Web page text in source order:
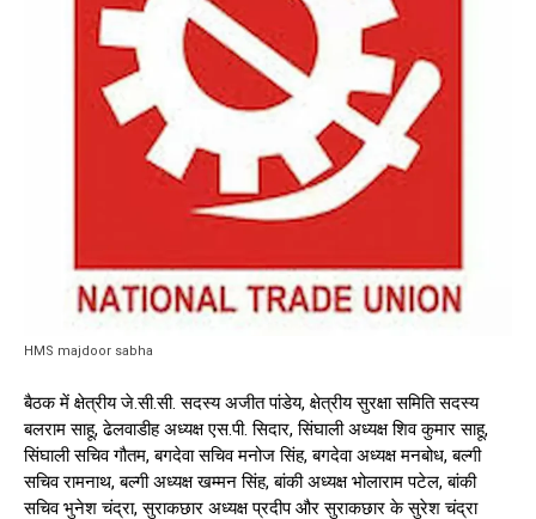
HMS majdoor sabha
बैठक में क्षेत्रीय जे.सी.सी. सदस्य अजीत पांडेय, क्षेत्रीय सुरक्षा समिति सदस्य
बलराम साहू, ढेलवाडीह अध्यक्ष एस.पी. सिदार, सिंघाली अध्यक्ष शिव कुमार साहू,
सिंघाली सचिव गौतम, बगदेवा सचिव मनोज सिंह, बगदेवा अध्यक्ष मनबोध, बल्गी
सचिव रामनाथ, बल्गी अध्यक्ष खम्मन सिंह, बांकी अध्यक्ष भोलाराम पटेल, बांकी
सचिव भुनेश चंद्रा, सुराकछार अध्यक्ष प्रदीप और सुराकछार के सुरेश चंद्रा